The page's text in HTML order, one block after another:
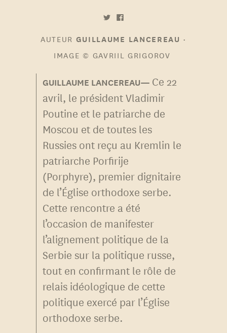
AUTEUR GUILLAUME LANCEREAU •
IMAGE © GAVRIIL GRIGOROV
Ce 22
avril, le président Vladimir
Poutine et le patriarche de
Moscou et de toutes les
Russies ont reçu au Kremlin le
patriarche Porfirije
(Porphyre), premier dignitaire
de l’Église orthodoxe serbe.
Cette rencontre a été
l’occasion de manifester
l’alignement politique de la
Serbie sur la politique russe,
tout en confirmant le rôle de
relais idéologique de cette
politique exercé par l’Église
orthodoxe serbe.